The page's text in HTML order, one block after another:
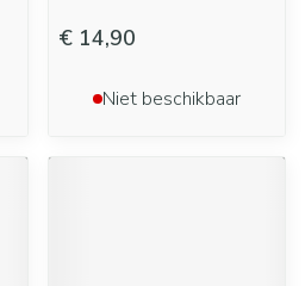
€ 14,90
Niet beschikbaar